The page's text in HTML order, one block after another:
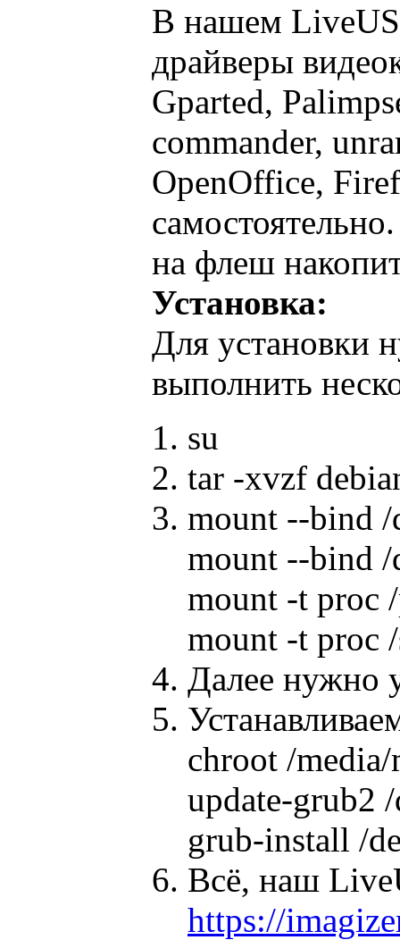
В нашем
драйверы
Gparted,
commander,
OpenOffice,
на флеш
Установка:
Для установки
выполнить
su
tar -xvzf
mount --bind /
mount --bind /
mount -t proc
mount -t proc
Далее нужно
chroot /media/
update-grub2
grub-install /
Всё, наш
https://